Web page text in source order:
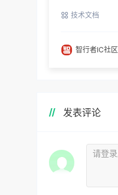
技术文档
智行者IC社区
发表评论